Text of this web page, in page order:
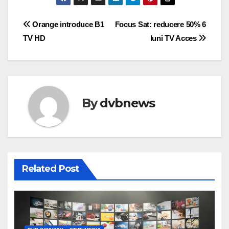
Post
Focus Sat: reducere 50% 6
luni TV Acces
Orange introduce B1
TV HD
Bydvbnews
Related Post